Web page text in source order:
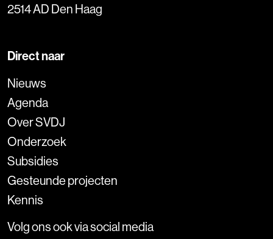
2514 AD Den Haag
Direct naar
Nieuws
Agenda
Over SVDJ
Onderzoek
Subsidies
Gesteunde projecten
Kennis
Volg ons ook via social media